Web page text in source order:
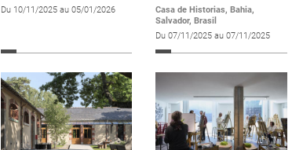
Du 10/11/2025 au 05/01/2026
Casa de Historias, Bahia,
Salvador, Brasil
Du 07/11/2025 au 07/11/2025